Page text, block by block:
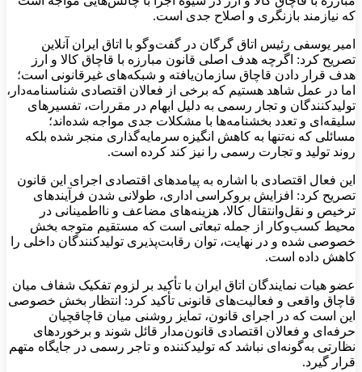
که نیازمند بازنگری و اصلاح جدی است.
امیر یوسفی رئیس اتاق گرگان در گفت‌وگو با اتاق ایران آنلاین
تصریح کرد: اگرچه هدف اصلی قانون مبارزه با قاچاق کالا و ارز
هدف قرار دادن قاچاق سازمان‌یافته و شبکه‌های غیرقانونی است؛
اما در عمل شاهد هستیم که برخی از فعالان اقتصادی شناسنامه‌دار،
تولیدکنندگان و تجار رسمی به دلیل ابهام در مقررات، تفسیرهای
سلیقه‌ای و تعدد بخشنامه‌ها با مشکلات جدی مواجه شده‌اند؛
مسائلی که نه‌تنها به کاهش انگیزه سرمایه‌گذاری منجر شده بلکه
روند تولید و تجارت رسمی را نیز کند کرده است.
این فعال اقتصادی با اشاره به پیامدهای اقتصادی اجرای این قانون
تصریح کرد: افزایش بروکراسی اداری، طولانی شدن فرآیندهای
ترخیص و نقل‌وانتقال کالا، هزینه‌های مضاعف و نااطمینانی در
محیط کسب‌وکار از جمله تبعاتی است که مستقیم متوجه بخش
خصوصی شده و در نهایت، توان رقابت‌پذیری تولیدکنندگان داخلی را
کاهش داده است.
عضو هیات نمایندگان اتاق ایران با تأکید بر لزوم تفکیک شفاف میان
قاچاق واقعی و فعالیت‌های قانونی تأکید کرد: انتظار بخش خصوصی
این است که در اجرای قانون، تمایز روشنی میان قاچاقچیان
حرفه‌ای و فعالان اقتصادی قانون‌مدار قائل شوند و برخوردهای
نظارتی به‌گونه‌ای نباشد که تولیدکننده و تاجر رسمی در جایگاه متهم
قرار گیرد.